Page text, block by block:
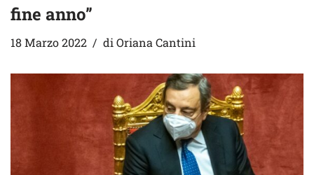
fine anno”
18 Marzo 2022 di Oriana Cantini